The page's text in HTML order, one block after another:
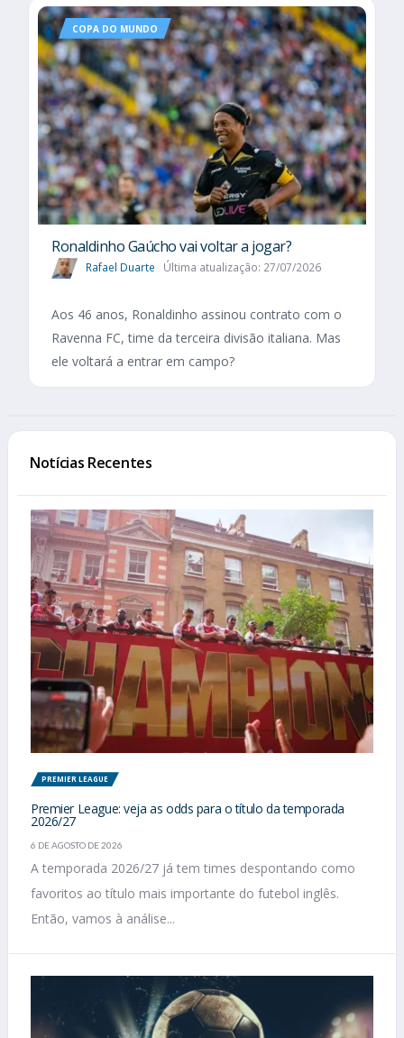
COPA DO MUNDO
Ronaldinho Gaúcho vai voltar a jogar?
Rafael Duarte Última atualização: 27/07/2026
Aos 46 anos, Ronaldinho assinou contrato com o
Ravenna FC, time da terceira divisão italiana. Mas
ele voltará a entrar em campo?
Notícias Recentes
PREMIER LEAGUE
Premier League: veja as odds para o título da temporada
2026/27
6 DE AGOSTO DE 2026
A temporada 2026/27 já tem times despontando como
favoritos ao título mais importante do futebol inglês.
Então, vamos à análise...